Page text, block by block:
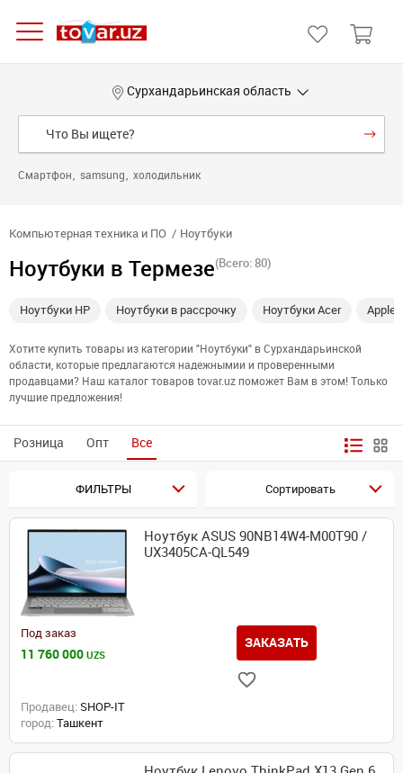
Сурхандарьинская область
Смартфон samsung холодильник
Компьютерная техника и ПО Ноутбуки
Ноутбуки в Термезе(Всего: 80)
Ноутбуки HP Ноутбуки в рассрочку Ноутбуки Acer Apple
Хотите купить товары из категории "Ноутбуки" в Сурхандарьинской
области, которые предлагаются надежнымии и проверенными
продавцами? Наш каталог товаров tovar.uz поможет Вам в этом! Только
лучшие предложения!
Розница Опт Все
ФИЛЬТРЫ Сортировать
Ноутбук ASUS 90NB14W4-M00T90 /
UX3405CA-QL549
Под заказ
11 760 000 UZS
ЗАКАЗАТЬ
Продавец: SHOP-IT
город: Ташкент